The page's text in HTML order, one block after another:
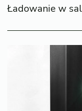
Ładowanie w